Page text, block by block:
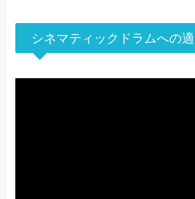
シネマティックドラムへの適